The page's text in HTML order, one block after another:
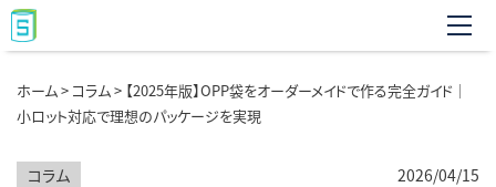
ホーム> コラム> 【2025年版】OPP袋をオーダーメイドで作る完全ガイド｜
小ロット対応で理想のパッケージを実現
コラム 2026/04/15